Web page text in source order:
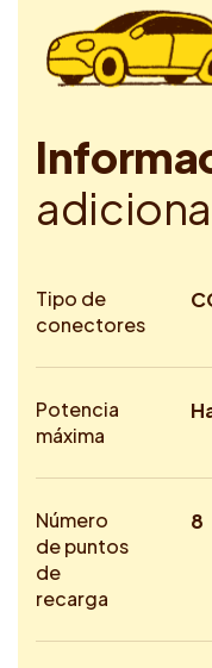
Informa
adiciona
Tipo de
conectores
Potencia
máxima
Número
de puntos
de
recarga
8